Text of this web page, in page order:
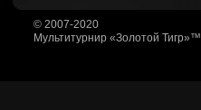
© 2007-2020
Мультитурнир «Золотой Тигр»™